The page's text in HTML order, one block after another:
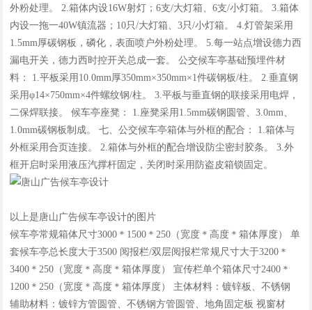
外粉处理。 2.箱体内设16W射灯；6支/大灯箱、6支/小灯箱。 3.箱体
内设一拖一40W镇流器；10只/大灯箱、3只/小灯箱。 4.灯管架采用
1.5mm厚碳钢板，磷化，表面喷户外粉处理。 5.每一站点增设德力西
漏电开关，德力西时控开关总成一套。 公交候车亭基础预埋件材
料： 1.平板采用10.0mm厚350mm×350mm×1件碳钢板/柱。 2.垂直钢
采用φ14×750mm×4件螺纹钢/柱。 3.平板与垂直钢的联接采用电焊，
二保焊联接。 候车亭座凳： 1.座凳采用1.5mm碳钢圆管、3.0mm、
1.0mm碳钢板制成。 七、公交候车亭箱体与外框的配合： 1.箱体与
外框采用合页连接。 2.箱体与外框的配合增设防尘密封胶条。 3.外
框开启时采用液压汽撑杆固定，关闭时采用防盗皮箱锁固定。
以上是唐山广告候车亭设计的图片
候车亭常规箱体尺寸3000＊1500＊250（宽度＊高度＊箱体厚度） 单
套候车亭总长度大于3500 阅报栏/双层阅报栏常规尺寸大于3200＊
3400＊250（宽度＊高度＊箱体厚度） 宣传栏单个箱体尺寸2400＊
1200＊250（宽度＊高度＊箱体厚度） 主体材料：镀锌板、不锈钢
辅助材料：镀锌方管圆管、不锈钢方管圆管、地角固定板 视窗材